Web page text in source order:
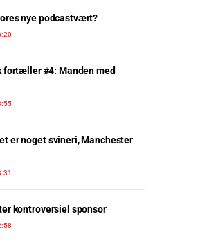
nye podcastvært?
fortæller #4: Manden med
er noget svineri, Manchester
kontroversiel sponsor